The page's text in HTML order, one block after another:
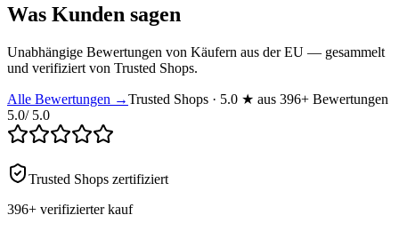
Was Kunden sagen
Unabhängige Bewertungen von Käufern aus der EU — gesammelt
und verifiziert von Trusted Shops.
Alle Bewertungen →Trusted Shops · 5.0 ★ aus 396+ Bewertungen
5.0/ 5.0
Trusted Shops zertifiziert
396+ verifizierter kauf